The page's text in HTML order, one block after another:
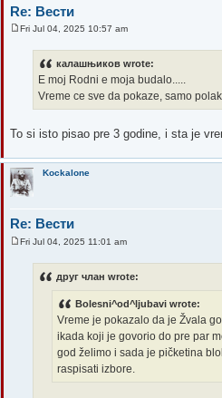
Re: Вести
Fri Jul 04, 2025 10:57 am
калашњиков wrote:
E moj Rodni e moja budalo.....
Vreme ce sve da pokaze, samo
To si isto pisao pre 3 godine, i sta je
Kockalone
Re: Вести
Fri Jul 04, 2025 11:01 am
друг члан wrote:
Bolesni^od^ljubavi wrote:
Vreme je pokazalo da je Žvala
ikada koji je govorio do pre par
god želimo i sada je pičketina
raspisati izbore.